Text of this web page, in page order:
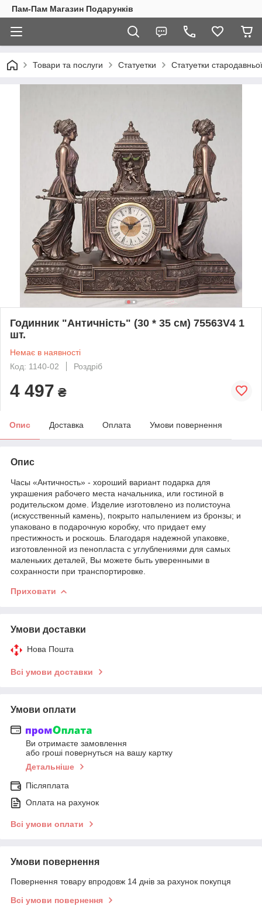
Пам-Пам Магазин Подарунків
Товари та послуги Статуетки Статуетки
Годинник "Античність" (30 * 35 см) 75563V4 1
шт.
Немає в наявності
Код: 1140-02
Роздріб
4 497 ₴
Опис Доставка Оплата Умови повернення
Опис
Часы «Античность» - хороший вариант подарка для
украшения рабочего места начальника, или гостиной в
родительском доме. Изделие изготовлено из полистоуна
(искусственный камень), покрыто напылением из бронзы; и
упаковано в подарочную коробку, что придает ему
престижность и роскошь. Благодаря надежной упаковке,
изготовленной из пенопласта с углублениями для самых
маленьких деталей, Вы можете быть уверенными в
сохранности при транспортировке.
Приховати
Умови доставки
Нова Пошта
Всі умови доставки
Умови оплати
Ви отримаєте замовлення
або гроші повернуться на вашу картку
Детальніше
Післяплата
Оплата на рахунок
Всі умови оплати
Умови повернення
Повернення товару впродовж 14 днів за рахунок покупця
Всі умови повернення